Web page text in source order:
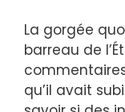
La gorgée
barreau de
qu’il avait